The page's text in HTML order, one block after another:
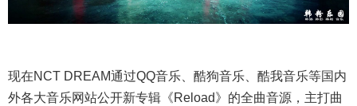
现在NCT DREAM通过QQ音乐、酷狗音乐、酷我音乐等国内
外各大音乐网站公开新专辑《Reload》的全曲音源，主打曲